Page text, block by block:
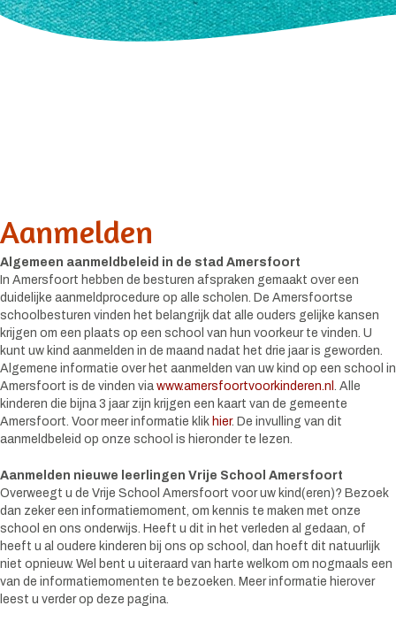
Aanmelden
Algemeen aanmeldbeleid in de stad Amersfoort
In Amersfoort hebben de besturen afspraken gemaakt over een
duidelijke aanmeldprocedure op alle scholen. De Amersfoortse
schoolbesturen vinden het belangrijk dat alle ouders gelijke kansen
krijgen om een plaats op een school van hun voorkeur te vinden. U
kunt uw kind aanmelden in de maand nadat het drie jaar is geworden.
Algemene informatie over het aanmelden van uw kind op een school in
Amersfoort is de vinden via www.amersfoortvoorkinderen.nl
. Alle
kinderen die bijna 3 jaar zijn krijgen een kaart van de gemeente
Amersfoort. Voor meer informatie klik hier. De invulling van dit
aanmeldbeleid op onze school is hieronder te lezen.
Aanmelden nieuwe leerlingen Vrije School Amersfoort
Overweegt u de Vrije School Amersfoort voor uw kind(eren)? Bezoek
dan zeker een informatiemoment, om kennis te maken met onze
school en ons onderwijs. Heeft u dit in het verleden al gedaan, of
heeft u al oudere kinderen bij ons op school, dan hoeft dit natuurlijk
niet opnieuw. Wel bent u uiteraard van harte welkom om nogmaals een
van de informatiemomenten te bezoeken. Meer informatie hierover
leest u verder op deze pagina.